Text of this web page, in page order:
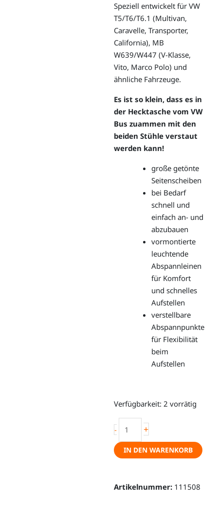
war:
554,95 €
ist:
479,95 €.
Speziell entwickelt für VW
T5/T6/T6.1 (Multivan,
Caravelle, Transporter,
California), MB
W639/W447 (V-Klasse,
Vito, Marco Polo) und
ähnliche Fahrzeuge.
Es ist so klein, dass es in
der Hecktasche vom VW
Bus zuammen mit den
beiden Stühle verstaut
werden kann!
große getönte
Seitenscheiben
bei Bedarf
schnell und
einfach an- und
abzubauen
vormontierte
leuchtende
Abspannleinen
für Komfort
und schnelles
Aufstellen
verstellbare
Abspannpunkte
für Flexibilität
beim
Aufstellen
Verfügbarkeit: 2 vorrätig
-
Backroads
Room
-
Front-
für
+
IN DEN WARENKORB
Artikelnummer: 111508